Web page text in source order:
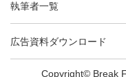
執筆者一覧
広告資料ダウンロード
Copyright© Break